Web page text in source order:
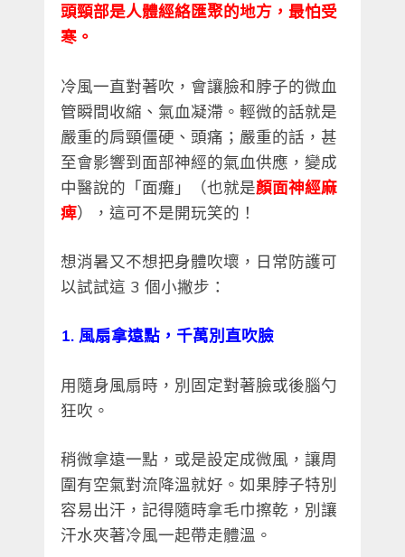
頭頸部是人體經絡匯聚的地方，最怕受
寒。
冷風一直對著吹，會讓臉和脖子的微血
管瞬間收縮、氣血凝滯。輕微的話就是
嚴重的肩頸僵硬、頭痛；嚴重的話，甚
至會影響到面部神經的氣血供應，變成
中醫說的「面癱」（也就是顏面神經麻
痺），這可不是開玩笑的！
想消暑又不想把身體吹壞，日常防護可
以試試這 3 個小撇步：
1. 風扇拿遠點，千萬別直吹臉
用隨身風扇時，別固定對著臉或後腦勺
狂吹。
稍微拿遠一點，或是設定成微風，讓周
圍有空氣對流降溫就好。如果脖子特別
容易出汗，記得隨時拿毛巾擦乾，別讓
汗水夾著冷風一起帶走體溫。